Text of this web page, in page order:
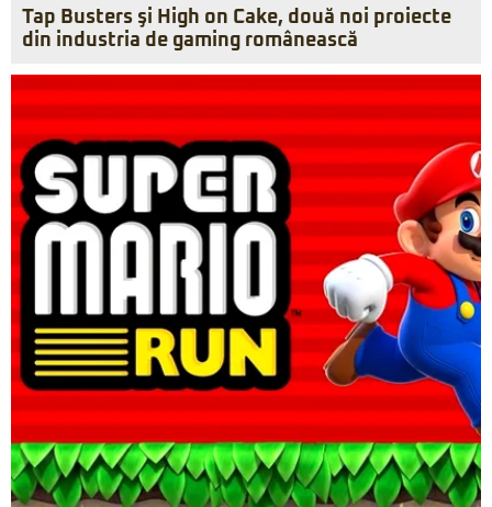
Tap Busters şi High on Cake, două noi proiecte
din industria de gaming românească